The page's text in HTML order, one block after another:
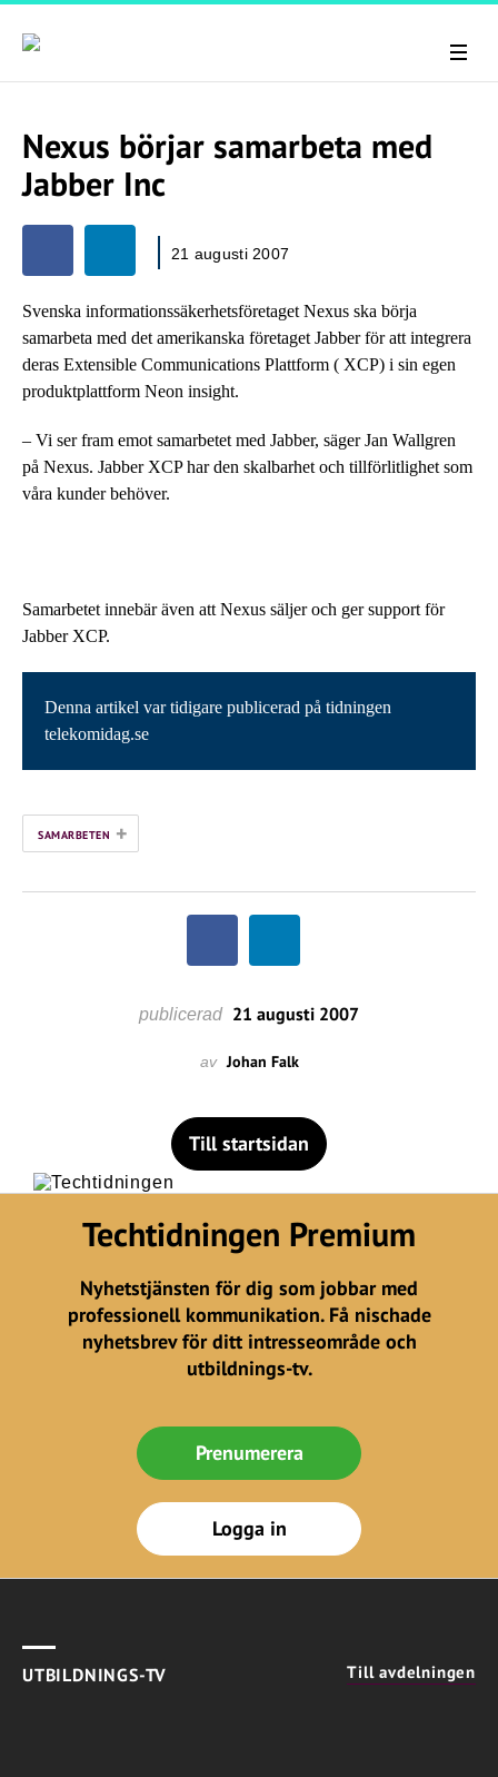
Nexus börjar samarbeta med
Jabber Inc
21 augusti 2007
Svenska informationssäkerhetsföretaget Nexus ska börja
samarbeta med det amerikanska företaget Jabber för att integrera
deras Extensible Communications Plattform ( XCP) i sin egen
produktplattform Neon insight.
– Vi ser fram emot samarbetet med Jabber, säger Jan Wallgren
på Nexus. Jabber XCP har den skalbarhet och tillförlitlighet som
våra kunder behöver.
Samarbetet innebär även att Nexus säljer och ger support för
Jabber XCP.
Denna artikel var tidigare publicerad på tidningen
telekomidag.se
SAMARBETEN +
publicerad 21 augusti 2007
av Johan Falk
Till startsidan
Techtidningen Premium
Nyhetstjänsten för dig som jobbar med
professionell kommunikation. Få nischade
nyhetsbrev för ditt intresseområde och
utbildnings-tv.
Prenumerera
Logga in
UTBILDNINGS-TV Till avdelningen